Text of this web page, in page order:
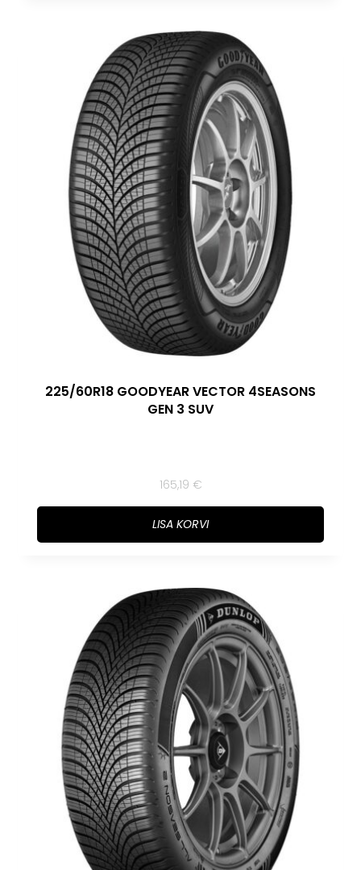
225/60R18 GOODYEAR VECTOR 4SEASONS
GEN 3 SUV
165,19 €
LISA KORVI